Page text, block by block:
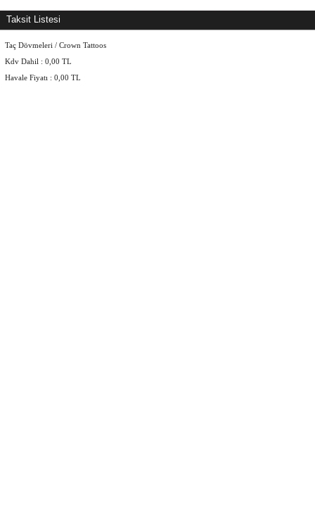
Taksit Listesi
Taç Dövmeleri / Crown Tattoos
Kdv Dahil : 0,00 TL
Havale Fiyatı : 0,00 TL